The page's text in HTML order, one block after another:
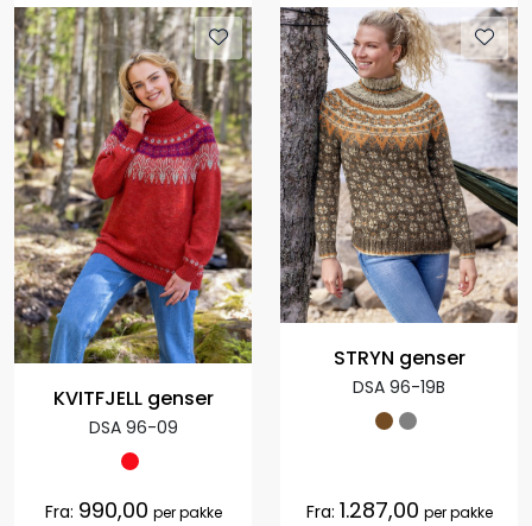
KVITFJELL genser
DSA 96-09
Fra: 990,00 per pakke
STRYN genser
DSA 96-19B
Fra: 1.287,00 per pakke